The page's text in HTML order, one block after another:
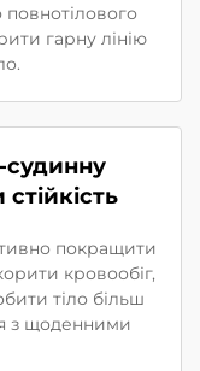
гарну лінію
покращити
кровообіг,
тіло більш
з щоденними